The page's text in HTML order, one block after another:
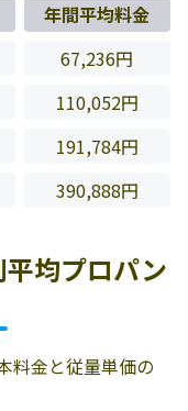
年間平均料金
67,236円
110,052円
191,784円
390,888円
均プロパン
料金と従量単価の